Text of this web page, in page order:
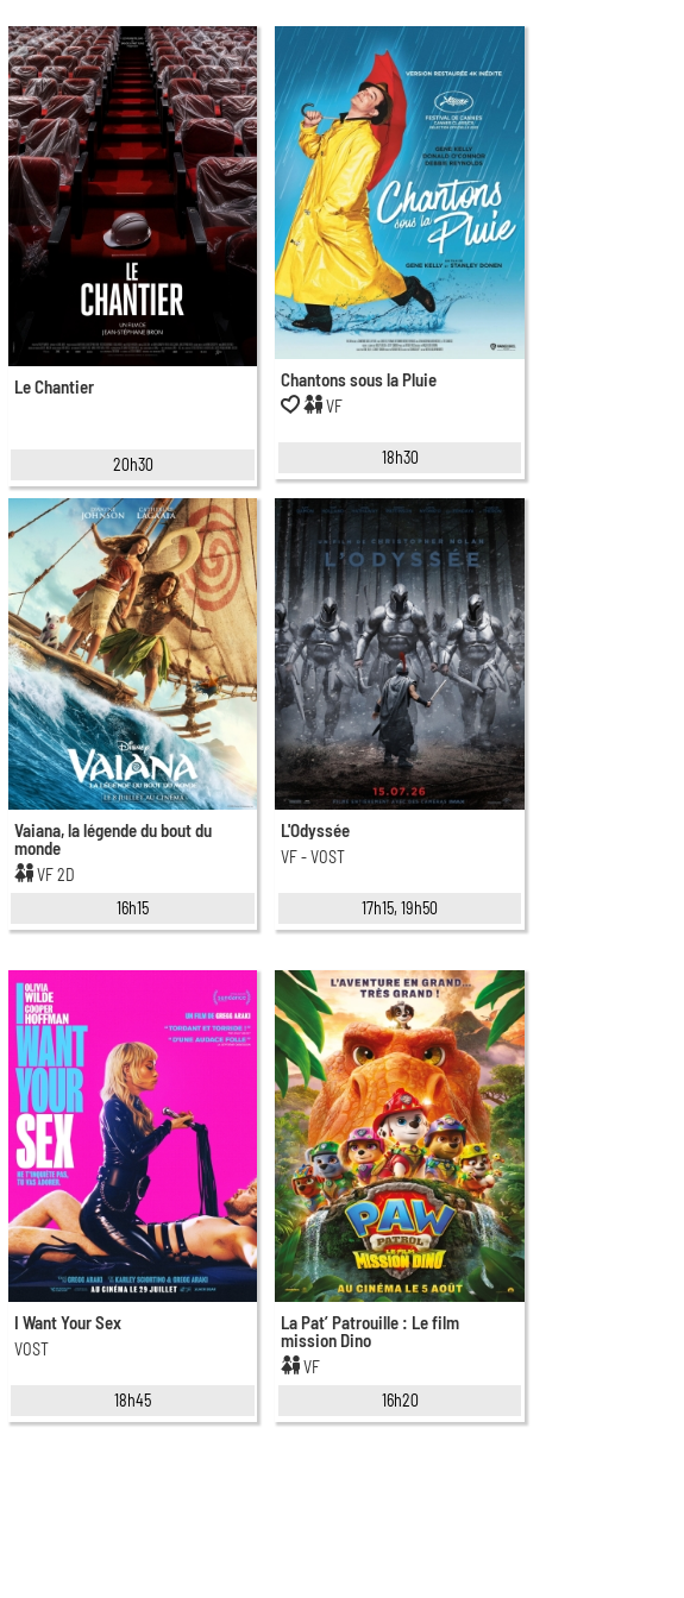
Le Chantier
20h30
Chantons sous la Pluie
VF
18h30
Vaiana, la légende du bout du
monde
VF 2D
16h15
L'Odyssée
VF - VOST
17h15, 19h50
I Want Your Sex
VOST
18h45
La Pat’ Patrouille : Le film
mission Dino
VF
16h20